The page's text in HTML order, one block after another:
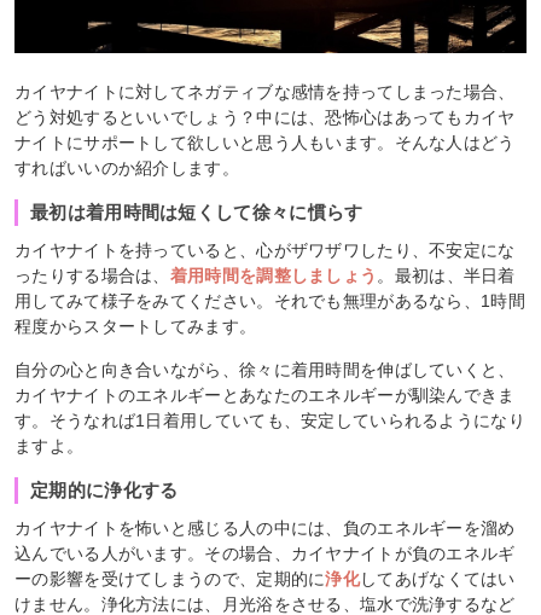
カイヤナイトに対してネガティブな感情を持ってしまった場合、
どう対処するといいでしょう？中には、恐怖心はあってもカイヤ
ナイトにサポートして欲しいと思う人もいます。そんな人はどう
すればいいのか紹介します。
最初は着用時間は短くして徐々に慣らす
カイヤナイトを持っていると、心がザワザワしたり、不安定にな
ったりする場合は、 着用時間を調整しましょう 。最初は、半日着
用してみて様子をみてください。それでも無理があるなら、1時間
程度からスタートしてみます。
自分の心と向き合いながら、徐々に着用時間を伸ばしていくと、
カイヤナイトのエネルギーとあなたのエネルギーが馴染んできま
す。そうなれば1日着用していても、安定していられるようになり
ますよ。
定期的に浄化する
カイヤナイトを怖いと感じる人の中には、負のエネルギーを溜め
込んでいる人がいます。その場合、カイヤナイトが負のエネルギ
ーの影響を受けてしまうので、定期的に浄化してあげなくてはい
けません。浄化方法には、月光浴をさせる、塩水で洗浄するなど